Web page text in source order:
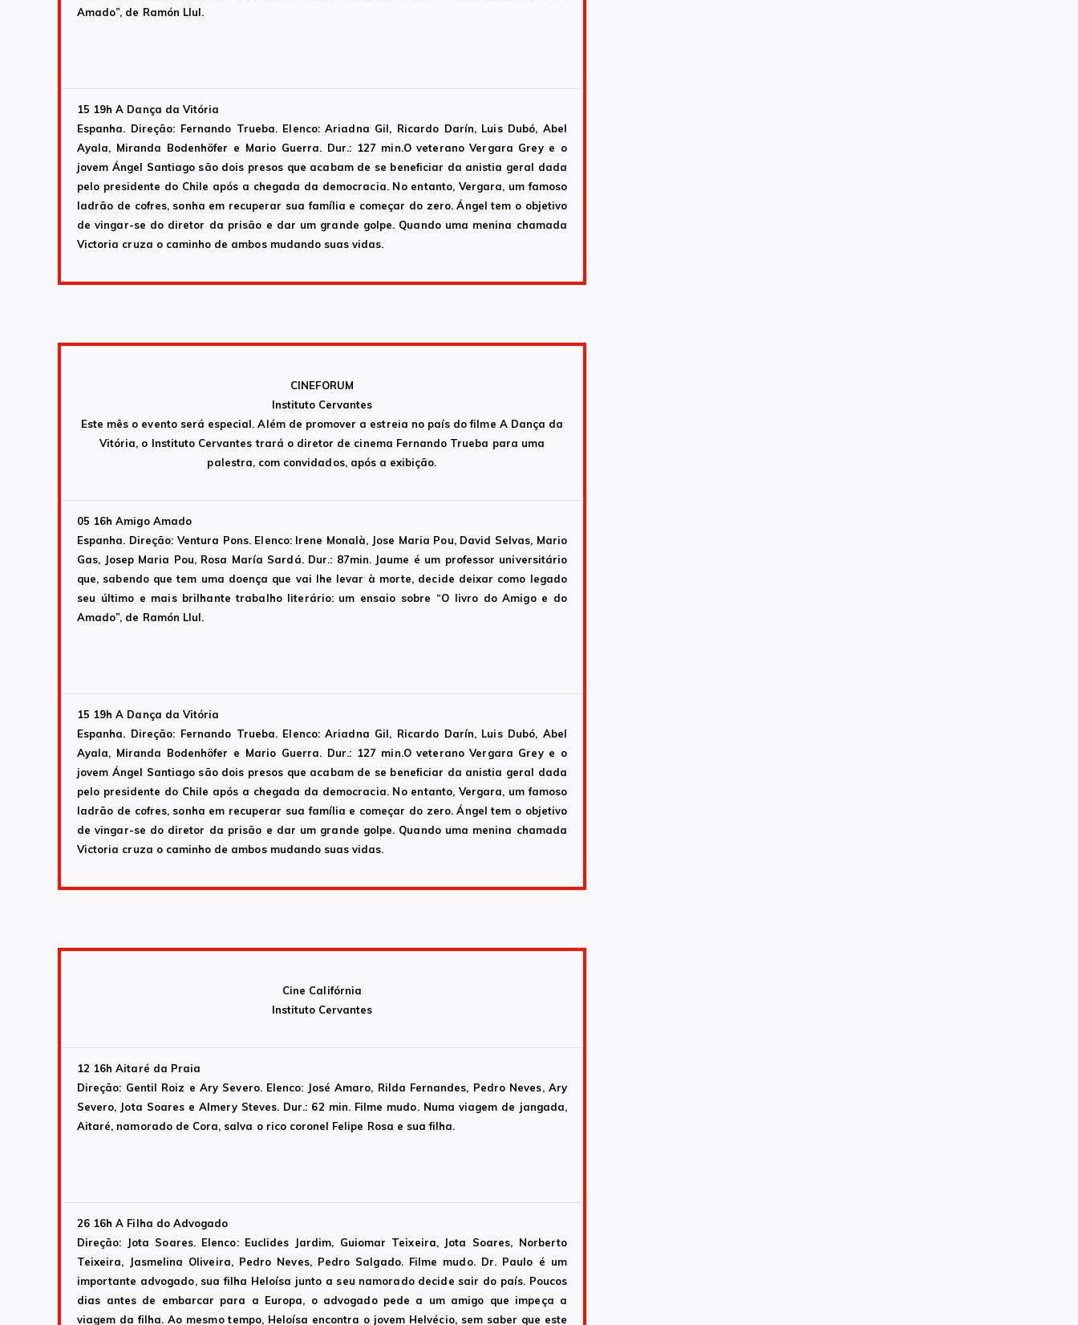
Amado”, de Ramón Llul.
15 19hA Dança da Vitória
Espanha. Direção: Fernando Trueba. Elenco: Ariadna Gil, Ricardo Darín, Luis Dubó, Abel
Ayala, Miranda Bodenhöfer e Mario Guerra. Dur.: 127 min.O veterano Vergara Grey e o
jovem Ángel Santiago são dois presos que acabam de se beneficiar da anistia geral dada
pelo presidente do Chile após a chegada da democracia. No entanto, Vergara, um famoso
ladrão de cofres, sonha em recuperar sua família e começar do zero. Ángel tem o objetivo
de vingar-se do diretor da prisão e dar um grande golpe. Quando uma menina chamada
Victoria cruza o caminho de ambos mudando suas vidas.
CINEFORUM
Instituto Cervantes
Este mês o evento será especial. Além de promover a estreia no país do filme A Dança da
Vitória, o Instituto Cervantes trará o diretor de cinema Fernando Trueba para uma
palestra, com convidados, após a exibição.
05 16hAmigo Amado
Espanha. Direção: Ventura Pons. Elenco: Irene Monalà, Jose Maria Pou, David Selvas, Mario
Gas, Josep Maria Pou, Rosa María Sardá. Dur.: 87min. Jaume é um professor universitário
que, sabendo que tem uma doença que vai lhe levar à morte, decide deixar como legado
seu último e mais brilhante trabalho literário: um ensaio sobre “O livro do Amigo e do
Amado”, de Ramón Llul.
15 19hA Dança da Vitória
Espanha. Direção: Fernando Trueba. Elenco: Ariadna Gil, Ricardo Darín, Luis Dubó, Abel
Ayala, Miranda Bodenhöfer e Mario Guerra. Dur.: 127 min.O veterano Vergara Grey e o
jovem Ángel Santiago são dois presos que acabam de se beneficiar da anistia geral dada
pelo presidente do Chile após a chegada da democracia. No entanto, Vergara, um famoso
ladrão de cofres, sonha em recuperar sua família e começar do zero. Ángel tem o objetivo
de vingar-se do diretor da prisão e dar um grande golpe. Quando uma menina chamada
Victoria cruza o caminho de ambos mudando suas vidas.
Cine Califórnia
Instituto Cervantes
12 16hAitaré da Praia
Direção: Gentil Roiz e Ary Severo. Elenco: José Amaro, Rilda Fernandes, Pedro Neves, Ary
Severo, Jota Soares e Almery Steves. Dur.: 62 min. Filme mudo. Numa viagem de jangada,
Aitaré, namorado de Cora, salva o rico coronel Felipe Rosa e sua filha.
26 16hA Filha do Advogado
Direção: Jota Soares. Elenco: Euclides Jardim, Guiomar Teixeira, Jota Soares, Norberto
Teixeira, Jasmelina Oliveira, Pedro Neves, Pedro Salgado. Filme mudo. Dr. Paulo é um
importante advogado, sua filha Heloísa junto a seu namorado decide sair do país. Poucos
dias antes de embarcar para a Europa, o advogado pede a um amigo que impeça a
viagem da filha. Ao mesmo tempo, Heloísa encontra o jovem Helvécio, sem saber que este